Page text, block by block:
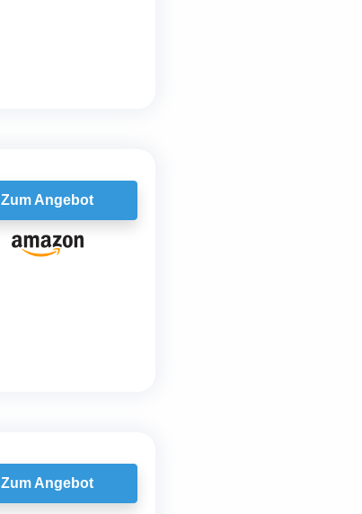
Zum Angebot
Zum Angebot